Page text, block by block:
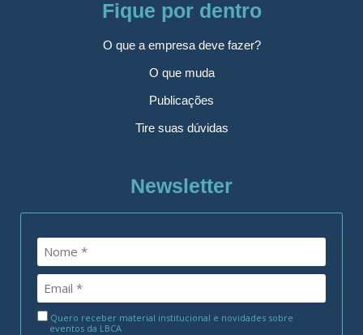
Fique por dentro
O que a empresa deve fazer?
O que muda
Publicações
Tire suas dúvidas
Newsletter
Quero receber material institucional e novidades sobre
eventos da LBCA